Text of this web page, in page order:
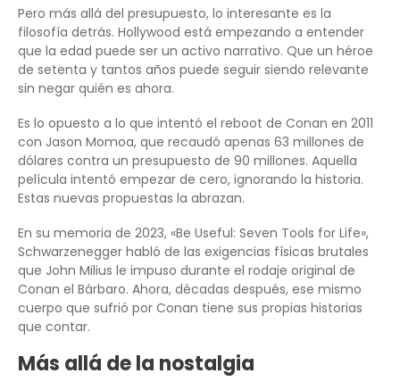
Pero más allá del presupuesto, lo interesante es la
filosofía detrás. Hollywood está empezando a entender
que la edad puede ser un activo narrativo. Que un héroe
de setenta y tantos años puede seguir siendo relevante
sin negar quién es ahora.
Es lo opuesto a lo que intentó el reboot de Conan en 2011
con Jason Momoa, que recaudó apenas 63 millones de
dólares contra un presupuesto de 90 millones. Aquella
película intentó empezar de cero, ignorando la historia.
Estas nuevas propuestas la abrazan.
En su memoria de 2023, «Be Useful: Seven Tools for Life»,
Schwarzenegger habló de las exigencias físicas brutales
que John Milius le impuso durante el rodaje original de
Conan el Bárbaro. Ahora, décadas después, ese mismo
cuerpo que sufrió por Conan tiene sus propias historias
que contar.
Más allá de la nostalgia